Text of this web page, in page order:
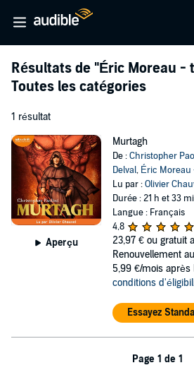
Résultats de "Éric Moreau -
Toutes les catégories
1 résultat
Aperçu
Murtagh
De :Christopher
Delval, Éric
Lu par :Olivier
Durée : 21 h et 33
Langue : Français
4,8
23,97 € ou gratuit
Renouvellement
5,99 €/mois après
conditions
Essayez
Page 1 de 1